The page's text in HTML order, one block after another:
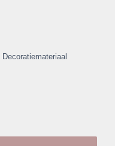
Decoratiemateriaal